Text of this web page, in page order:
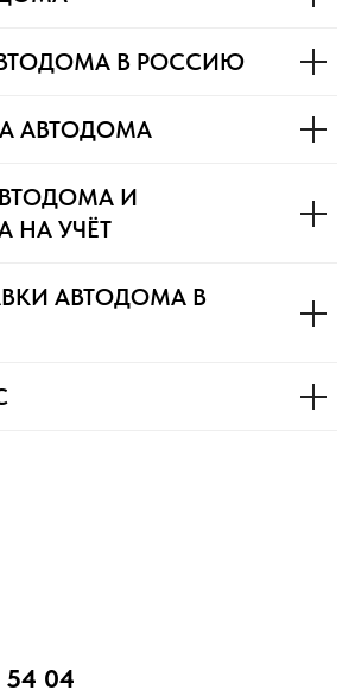
В РОССИЮ
АВТОДОМА
И
НА УЧЁТ
АВТОДОМА В
54 04